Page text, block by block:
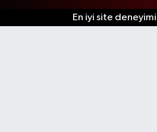
En iyi site